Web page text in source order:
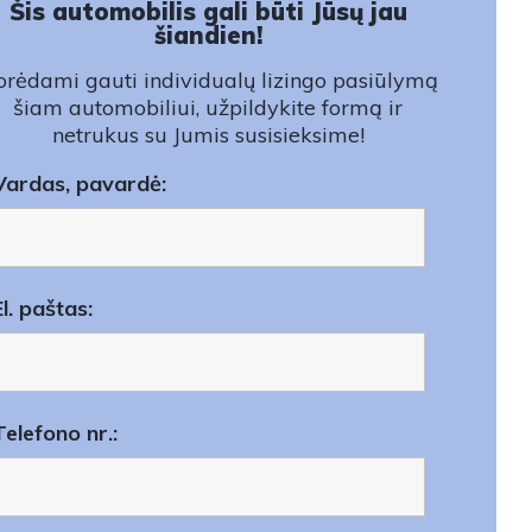
Šis automobilis gali būti Jūsų jau
šiandien!
gauti individualų lizingo pasiūlymą
šiam automobiliui, užpildykite formą ir
netrukus su Jumis susisieksime!
pavardė:
paštas:
nr.: